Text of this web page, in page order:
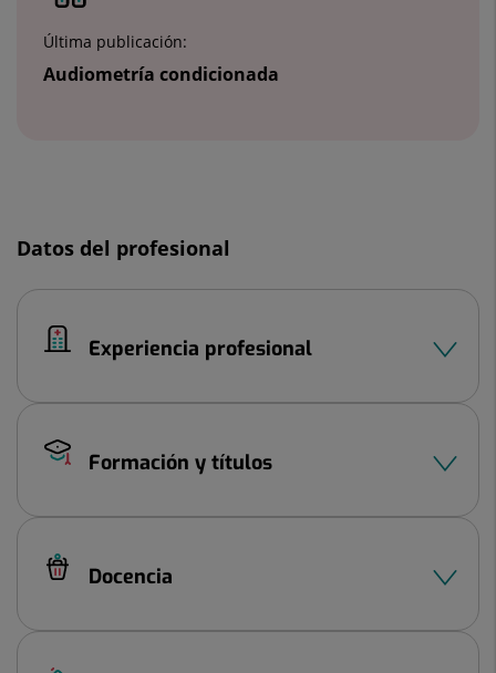
Última publicación:
Audiometría condicionada
de
Datos del profesional
Experiencia profesional
Formación y títulos
Docencia